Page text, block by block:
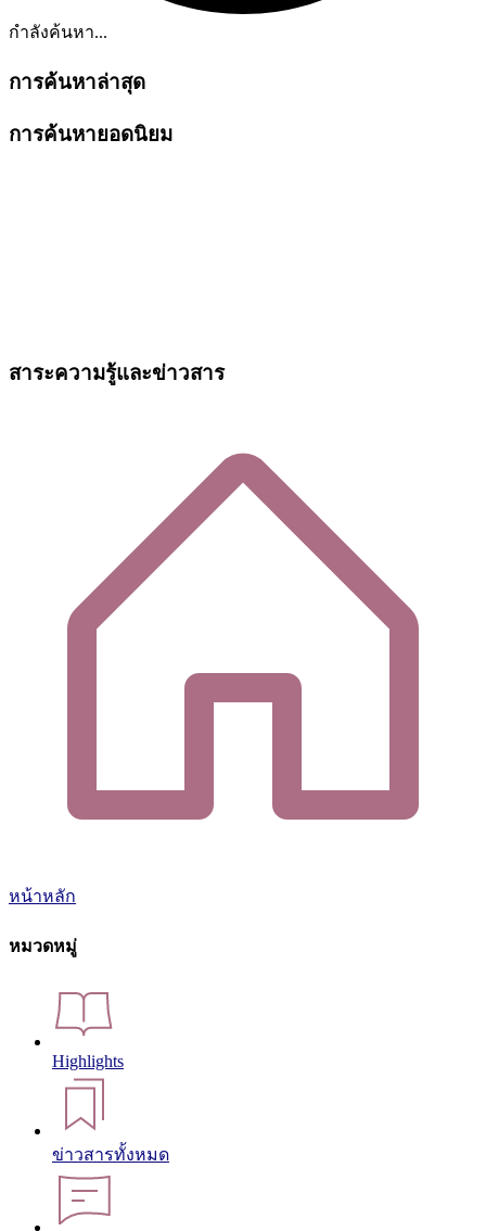
กำลังค้นหา...
การค้นหาล่าสุด
การค้นหายอดนิยม
สาระความรู้และข่าวสาร
หน้าหลัก
หมวดหมู่
Highlights
ข่าวสารทั้งหมด